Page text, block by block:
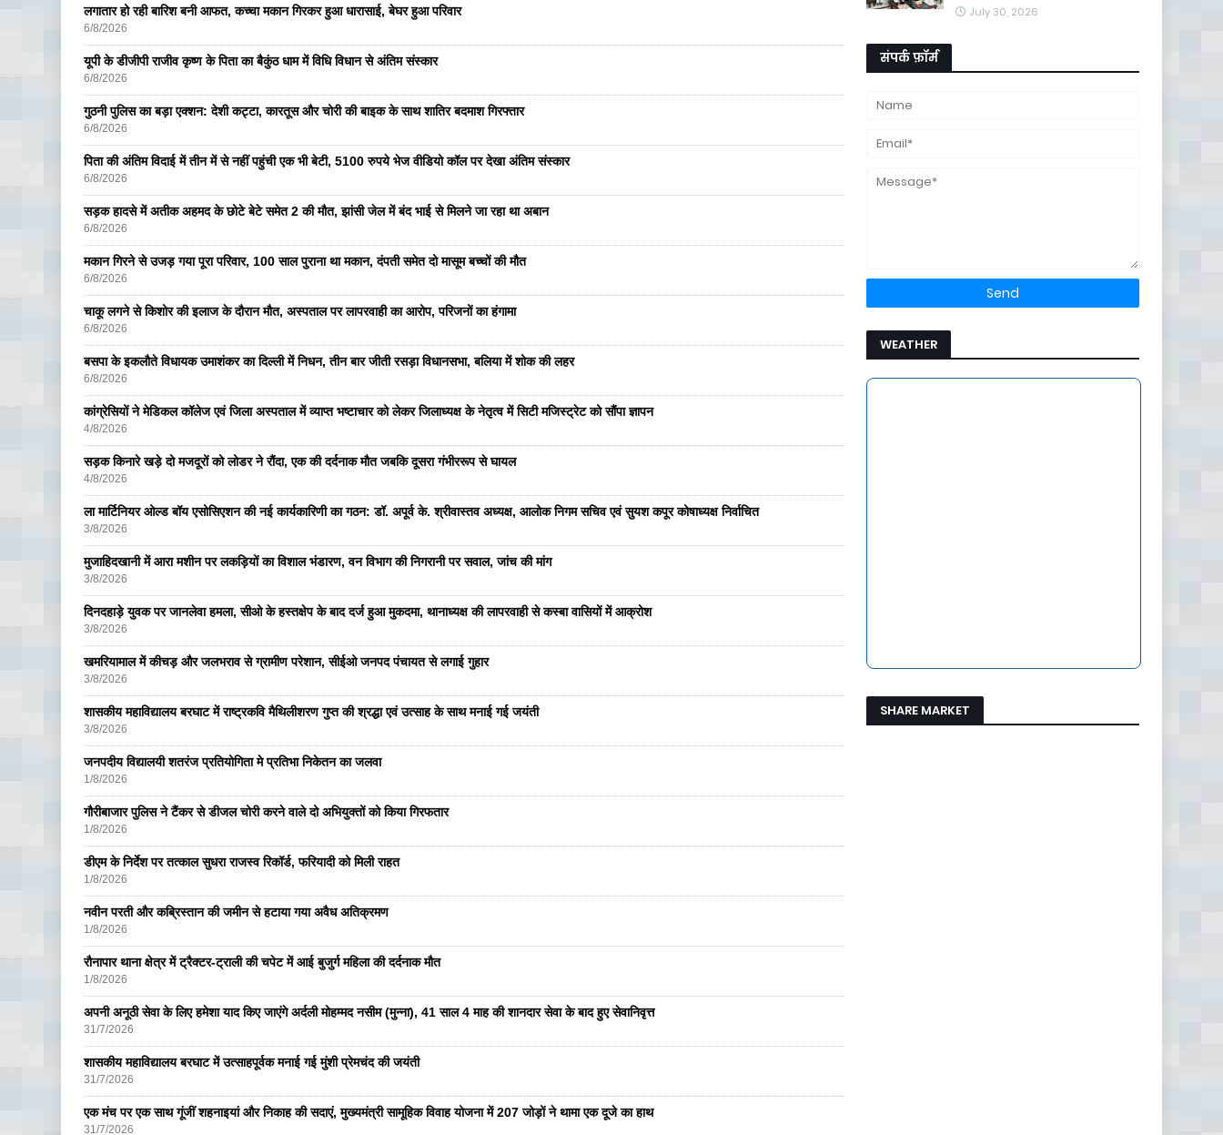
लगातार हो रही बारिश बनी आफत, कच्चा मकान गिरकर हुआ धारासाई, बेघर हुआ परिवार
6/8/2026
यूपी के डीजीपी राजीव कृष्ण के पिता का बैकुंठ धाम में विधि विधान से अंतिम संस्कार
6/8/2026
गुठनी पुलिस का बड़ा एक्शन: देशी कट्टा, कारतूस और चोरी की बाइक के साथ शातिर बदमाश गिरफ्तार
6/8/2026
पिता की अंतिम विदाई में तीन में से नहीं पहुंची एक भी बेटी, 5100 रुपये भेज वीडियो कॉल पर देखा अंतिम संस्कार
6/8/2026
सड़क हादसे में अतीक अहमद के छोटे बेटे समेत 2 की मौत, झांसी जेल में बंद भाई से मिलने जा रहा था अबान
6/8/2026
मकान गिरने से उजड़ गया पूरा परिवार, 100 साल पुराना था मकान, दंपती समेत दो मासूम बच्चों की मौत
6/8/2026
चाकू लगने से किशोर की इलाज के दौरान मौत, अस्पताल पर लापरवाही का आरोप, परिजनों का हंगामा
6/8/2026
बसपा के इकलाैते विधायक उमाशंकर का दिल्ली में निधन, तीन बार जीती रसड़ा विधानसभा, बलिया में शोक की लहर
6/8/2026
कांग्रेसियों ने मेडिकल कॉलेज एवं जिला अस्पताल में व्याप्त भष्टाचार को लेकर जिलाध्यक्ष के नेतृत्व में सिटी मजिस्ट्रेट को सौंपा ज्ञापन
4/8/2026
सड़क किनारे खड़े दो मजदूरों को लोडर ने रौंदा, एक की दर्दनाक मौत जबकि दूसरा गंभीररूप से घायल
4/8/2026
ला मार्टिनियर ओल्ड बॉय एसोसिएशन की नई कार्यकारिणी का गठन: डॉ. अपूर्व के. श्रीवास्तव अध्यक्ष, आलोक निगम सचिव एवं सुयश कपूर कोषाध्यक्ष निर्वाचित
3/8/2026
मुजाहिदखानी में आरा मशीन पर लकड़ियों का विशाल भंडारण, वन विभाग की निगरानी पर सवाल, जांच की मांग
3/8/2026
दिनदहाड़े युवक पर जानलेवा हमला, सीओ के हस्तक्षेप के बाद दर्ज हुआ मुकदमा, थानाध्यक्ष की लापरवाही से कस्बा वासियों में आक्रोश
3/8/2026
खमरियामाल में कीचड़ और जलभराव से ग्रामीण परेशान, सीईओ जनपद पंचायत से लगाई गुहार
3/8/2026
शासकीय महाविद्यालय बरघाट में राष्ट्रकवि मैथिलीशरण गुप्त की श्रद्धा एवं उत्साह के साथ मनाई गई जयंती
3/8/2026
जनपदीय विद्यालयी शतरंज प्रतियोगिता मे प्रतिभा निकेतन का जलवा
1/8/2026
गौरीबाजार पुलिस ने टैंकर से डीजल चोरी करने वाले दो अभियुक्तों को किया गिरफतार
1/8/2026
डीएम के निर्देश पर तत्काल सुधरा राजस्व रिकॉर्ड, फरियादी को मिली राहत
1/8/2026
नवीन परती और कब्रिस्तान की जमीन से हटाया गया अवैध अतिक्रमण
1/8/2026
रौनापार थाना क्षेत्र में ट्रैक्टर-ट्राली की चपेट में आई बुजुर्ग महिला की दर्दनाक मौत
1/8/2026
अपनी अनूठी सेवा के लिए हमेशा याद किए जाएंगे अर्दली मोहम्मद नसीम (मुन्ना), 41 साल 4 माह की शानदार सेवा के बाद हुए सेवानिवृत्त
31/7/2026
शासकीय महाविद्यालय बरघाट में उत्साहपूर्वक मनाई गई मुंशी प्रेमचंद की जयंती
31/7/2026
एक मंच पर एक साथ गूंजीं शहनाइयां और निकाह की सदाएं, मुख्यमंत्री सामूहिक विवाह योजना में 207 जोड़ों ने थामा एक दूजे का हाथ
31/7/2026
July 30, 2026
संपर्क फ़ॉर्म
WEATHER
SHARE MARKET